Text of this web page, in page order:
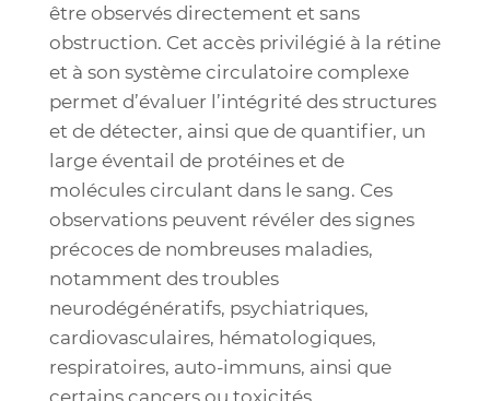
être observés directement et sans
obstruction. Cet accès privilégié à la rétine
et à son système circulatoire complexe
permet d’évaluer l’intégrité des structures
et de détecter, ainsi que de quantifier, un
large éventail de protéines et de
molécules circulant dans le sang. Ces
observations peuvent révéler des signes
précoces de nombreuses maladies,
notamment des troubles
neurodégénératifs, psychiatriques,
cardiovasculaires, hématologiques,
respiratoires, auto-immuns, ainsi que